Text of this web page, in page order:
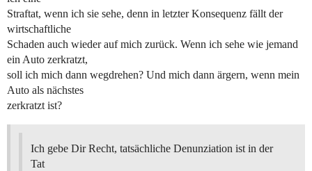
Straftat, wenn ich sie sehe, denn in letzter Konsequenz fällt der
wirtschaftliche
Schaden auch wieder auf mich zurück. Wenn ich sehe wie jemand
ein Auto zerkratzt,
soll ich mich dann wegdrehen? Und mich dann ärgern, wenn mein
Auto als nächstes
zerkratzt ist?
Ich gebe Dir Recht, tatsächliche Denunziation ist in der
Tat